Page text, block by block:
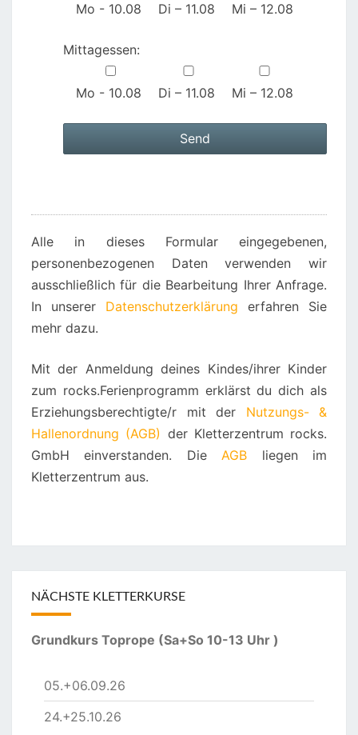
Mo - 10.08 Di – 11.08 Mi – 12.08
Mittagessen:
Mo - 10.08 Di – 11.08 Mi – 12.08
t
n
a
t
:
Alle in dieses Formular eingegebenen,
personenbezogenen Daten verwenden wir
ausschließlich für die Bearbeitung Ihrer Anfrage.
In unserer Datenschutzerklärung erfahren Sie
mehr dazu.
Mit der Anmeldung deines Kindes/ihrer Kinder
zum rocks.Ferienprogramm erklärst du dich als
Erziehungsberechtigte/r mit der Nutzungs- &
Hallenordnung (AGB) der Kletterzentrum rocks.
GmbH einverstanden. DieAGB liegen im
Kletterzentrum aus.
NÄCHSTE KLETTERKURSE
Grundkurs Toprope (Sa+So 10-13 Uhr )
05.+06.09.26
24.+25.10.26